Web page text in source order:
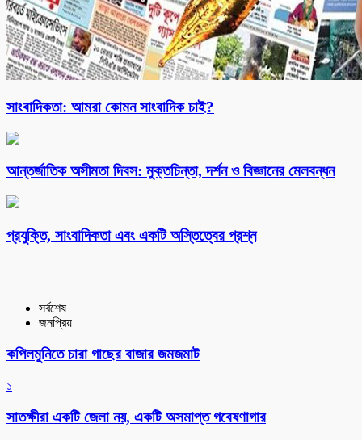
সাংবাদিকতা: আমরা কোমন সাংবাদিক চাই?
আন্তর্জাতিক অসীমতা দিবস: মুক্তচিন্তা, দর্শন ও বিজ্ঞানের মেলবন্ধন
প্রযুক্তি, সাংবাদিকতা এবং একটি অস্তিত্বের প্রশ্ন
সর্বশেষ
জনপ্রিয়
কপিলমুনিতে চারা গাছের বাজার জমজমাট
১
সাতক্ষীরা একটি জেলা নয়, একটি অসমাপ্ত গবেষণাগার